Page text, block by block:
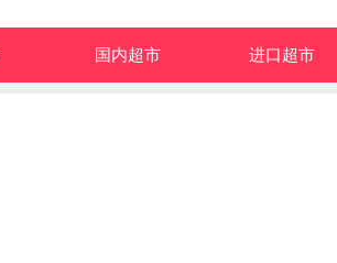
国内超市 进口超市